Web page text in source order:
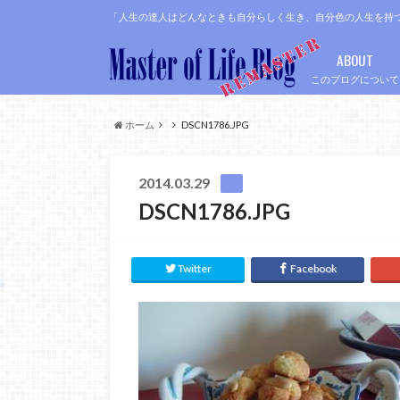
「人生の達人はどんなときも自分らしく生き、自分色の人生を持
このブログについて
ABOUT
ホーム DSCN1786.JPG
2014.03.29
DSCN1786.JPG
Twitter Facebook